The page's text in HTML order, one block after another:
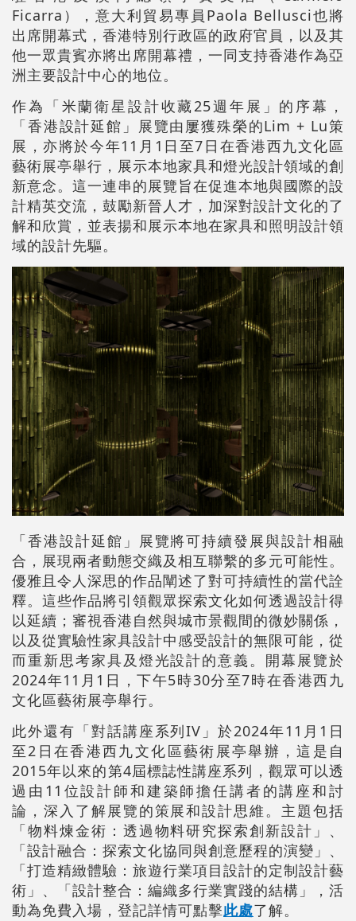
Ficarra），意大利貿易專員Paola Bellusci也將
出席開幕式，香港特別行政區的政府官員，以及其
他一眾貴賓亦將出席開幕禮，一同支持香港作為亞
洲主要設計中心的地位。
作為「米蘭衛星設計收藏25週年展」的序幕，
「香港設計延館」展覽由屢獲殊榮的Lim + Lu策
展，亦將於今年11月1日至7日在香港西九文化區
藝術展亭舉行，展示本地家具和燈光設計領域的創
新意念。這一連串的展覽旨在促進本地與國際的設
計精英交流，鼓勵新晉人才，加深對設計文化的了
解和欣賞，並表揚和展示本地在家具和照明設計領
域的設計先驅。
「香港設計延館」展覽將可持續發展與設計相融
合，展現兩者動態交織及相互聯繫的多元可能性。
優雅且令人深思的作品闡述了對可持續性的當代詮
釋。這些作品將引領觀眾探索文化如何透過設計得
以延續；審視香港自然與城市景觀間的微妙關係，
以及從實驗性家具設計中感受設計的無限可能，從
而重新思考家具及燈光設計的意義。開幕展覽於
2024年11月1日，下午5時30分至7時在香港西九
文化區藝術展亭舉行。
此外還有「對話講座系列IV」於2024年11月1日
至2日在香港西九文化區藝術展亭舉辦，這是自
2015年以來的第4屆標誌性講座系列，觀眾可以透
過由11位設計師和建築師擔任講者的講座和討
論，深入了解展覽的策展和設計思維。主題包括
「物料煉金術：透過物料研究探索創新設計」、
「設計融合：探索文化協同與創意歷程的演變」、
「打造精緻體驗：旅遊行業項目設計的定制設計藝
術」、「設計整合：編織多行業實踐的結構」，活
動為免費入場，登記詳情可點擊此處了解。